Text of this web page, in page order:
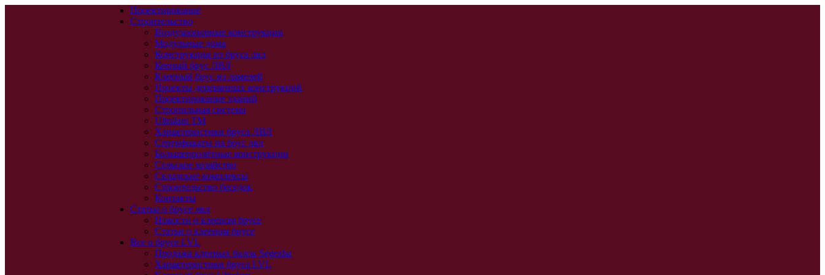
Проектирование
Строительство
Воздухоопорные конструкции
Модульные дома
Конструкции из бруса лвл
Кееный брус ЛВЛ
Клееный брус из ламелей
Проекты деревянных конструкций
Проектирование зданий
Стропильная система
Ultralam TM
Характеристики бруса ЛВЛ
Сертификаты на брус лвл
Большепролётные конструкции
Сельское хозяйство
Складские комплексы
Строительство беседок
Контакты
Статьи о брусе лвл
Новости о клееном брусе
Статьи о клееном брусе
Все о брусе LVL
Продажа клееных балок Segezha
Характеристики бруса LVL